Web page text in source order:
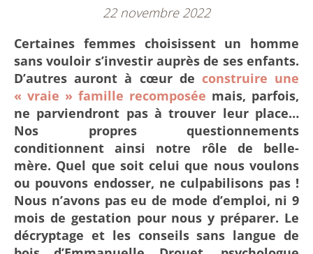
22 novembre 2022
Certaines femmes choisissent un homme
sans vouloir s’investir auprès de ses enfants.
D’autres auront à cœur de construire une
« vraie » famille recomposée mais, parfois,
ne parviendront pas à trouver leur place…
Nos propres questionnements
conditionnent ainsi notre rôle de belle-
mère. Quel que soit celui que nous voulons
ou pouvons endosser, ne culpabilisons pas !
Nous n’avons pas eu de mode d’emploi, ni 9
mois de gestation pour nous y préparer. Le
décryptage et les conseils sans langue de